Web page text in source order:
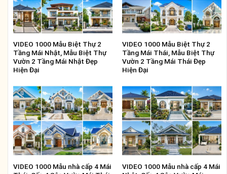
VIDEO 1000 Mẫu Biệt Thự 2
Tầng Mái Nhật, Mẫu Biệt Thự
Vườn 2 Tầng Mái Nhật Đẹp
Hiện Đại
VIDEO 1000 Mẫu Biệt Thự 2
Tầng Mái Thái, Mẫu Biệt Thự
Vườn 2 Tầng Mái Thái Đẹp
Hiện Đại
VIDEO 1000 Mẫu nhà cấp 4 Mái
VIDEO 1000 Mẫu nhà cấp 4 Mái